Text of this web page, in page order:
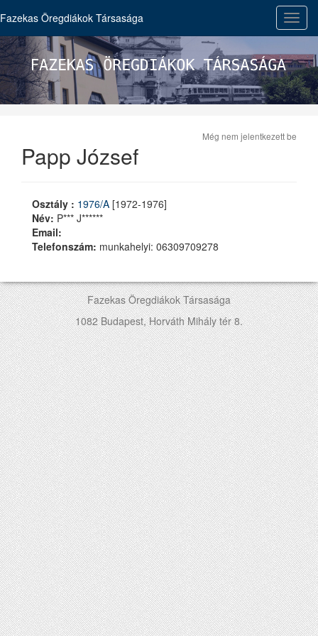
Fazekas Öregdiákok Társasága
Még nem jelentkezett be
Papp József
Osztály : 1976/A [1972-1976]
Név: P*** J******
Email:
Telefonszám: munkahelyi: 06309709278
Fazekas Öregdiákok Társasága
1082 Budapest, Horváth Mihály tér 8.